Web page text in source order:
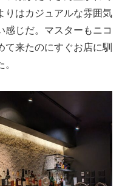
りはカジュアルな雰囲気
感じだ。マスターもニコ
て来たのにすぐお店に馴